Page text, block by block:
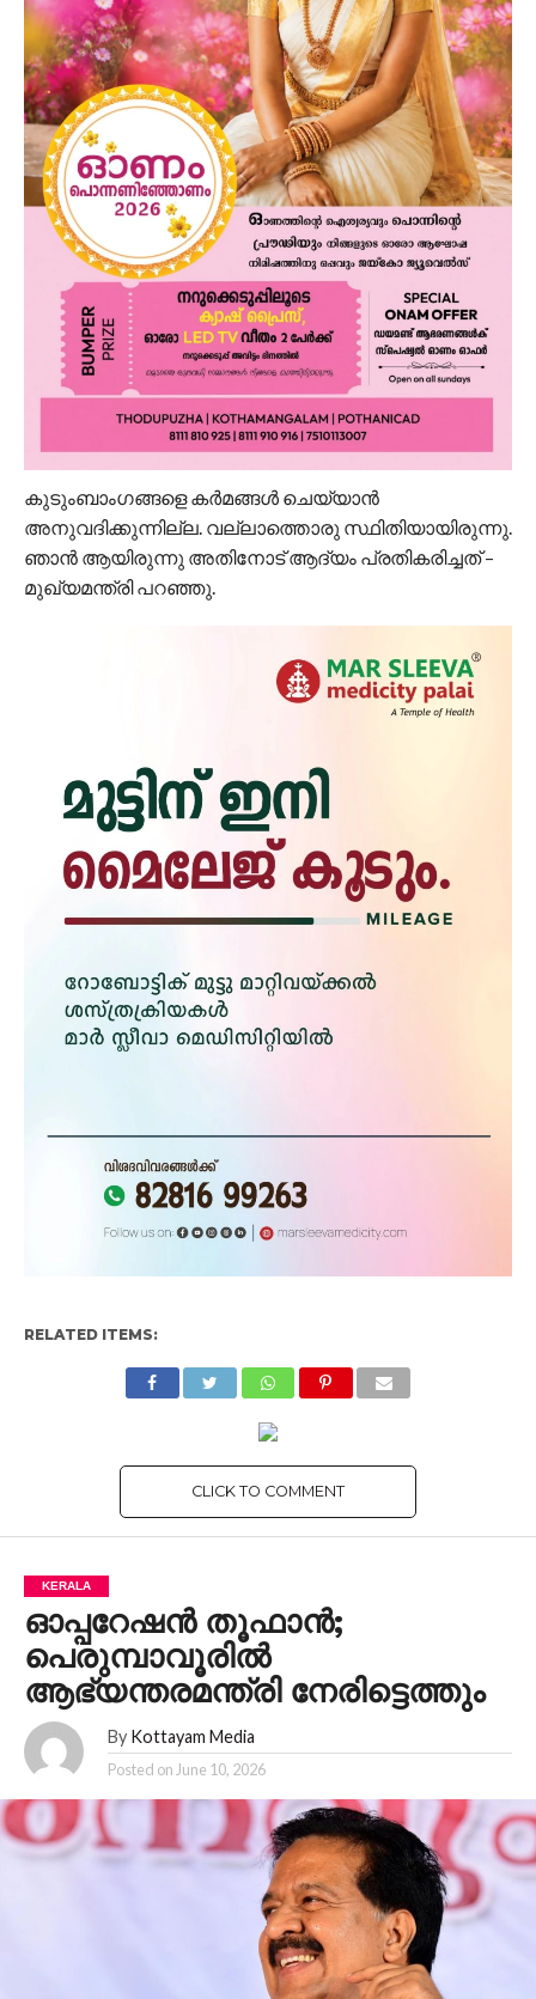
കുടുംബാംഗങ്ങളെ കര്‍മങ്ങള്‍ ചെയ്യാന്‍
അനുവദിക്കുന്നില്ല. വല്ലാത്തൊരു സ്ഥിതിയായിരുന്നു.
ഞാന്‍ ആയിരുന്നു അതിനോട് ആദ്യം പ്രതികരിച്ചത് –
മുഖ്യമന്ത്രി പറഞ്ഞു.
RELATED ITEMS:
CLICK TO COMMENT
KERALA
ഓപ്പറേഷന്‍ തൂഫാന്‍;
പെരുമ്പാവൂരില്‍
ആഭ്യന്തരമന്ത്രി നേരിട്ടെത്തും
By Kottayam Media
Posted on June 10, 2026